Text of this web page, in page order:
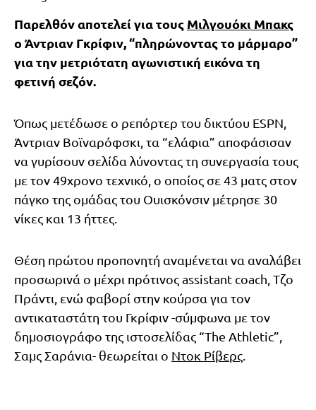
Παρελθόν αποτελεί για τους Μιλγουόκι Μπακς
ο Άντριαν Γκρίφιν, “πληρώνοντας το μάρμαρο”
για την μετριότατη αγωνιστική εικόνα τη
φετινή σεζόν.
Όπως μετέδωσε ο ρεπόρτερ του δικτύου ESPN,
Άντριαν Βοϊναρόφσκι, τα “ελάφια” αποφάσισαν
να γυρίσουν σελίδα λύνοντας τη συνεργασία τους
με τον 49χρονο τεχνικό, ο οποίος σε 43 ματς στον
πάγκο της ομάδας του Ουισκόνσιν μέτρησε 30
νίκες και 13 ήττες.
Θέση πρώτου προπονητή αναμένεται να αναλάβει
προσωρινά ο μέχρι πρότινος assistant coach, Τζο
Πράντι, ενώ φαβορί στην κούρσα για τον
αντικαταστάτη του Γκρίφιν -σύμφωνα με τον
δημοσιογράφο της ιστοσελίδας “The Athletic”,
Σαμς Σαράνια- θεωρείται ο Ντοκ Ρίβερς